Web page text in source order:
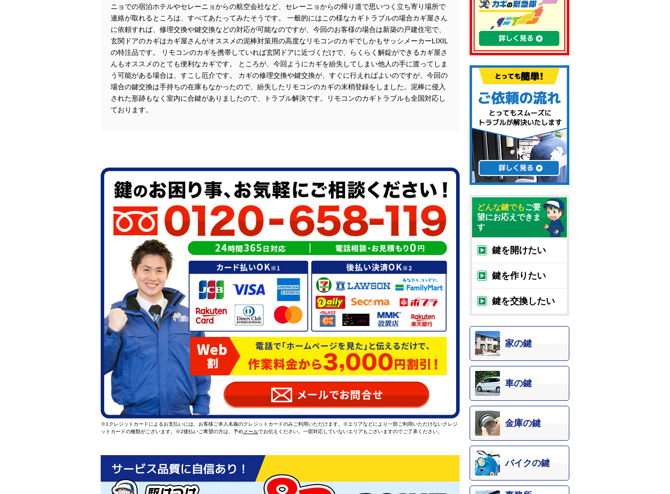
ニョでの宿泊ホテルやセレーニョからの航空会社など、セレーニョからの帰り道で思いつく立ち寄り場所で
連絡が取れるところは、すべてあたってみたそうです。 一般的にはこの様なカギトラブルの場合カギ屋さん
に依頼すれば、修理交換や鍵交換などの対応が可能なのですが、今回のお客様の場合は新築の戸建住宅で、
玄関ドアのカギはカギ屋さんがオススメの泥棒対策用の高度なリモコンのカギでしかもサッシメーカーLIXIL
の特注品です。 リモコンのカギを携帯していれば玄関ドアに近づくだけで、らくらく解錠ができるカギ屋さ
んもオススメのとても便利なカギです。 ところが、今回ようにカギを紛失してしまい他人の手に渡ってしま
う可能がある場合は、すこし厄介です。 カギの修理交換や鍵交換が、すぐに行えればよいのですが、今回の
場合の鍵交換は手持ちの在庫もなかったので、紛失したリモコンのカギの末梢登録をしました。泥棒に侵入
された形跡もなく室内に合鍵がありましたので、トラブル解決です。リモコンのカギトラブルも全国対応し
ております。
※1クレジットカードによるお支払いには、お客様ご本人名義のクレジットカードのみご利用いただけます。※エリアなどにより一部ご利用いただけないクレジ
ットカードの種類がございます。 ※2後払いご希望の方は、予め メールでお伝えください。一部対応していないエリアもございますのでご了承ください。
どんな鍵でもご要
望にお応えできま
す
鍵を開けたい
鍵を作りたい
鍵を交換したい
家の鍵
車の鍵
金庫の鍵
バイクの鍵